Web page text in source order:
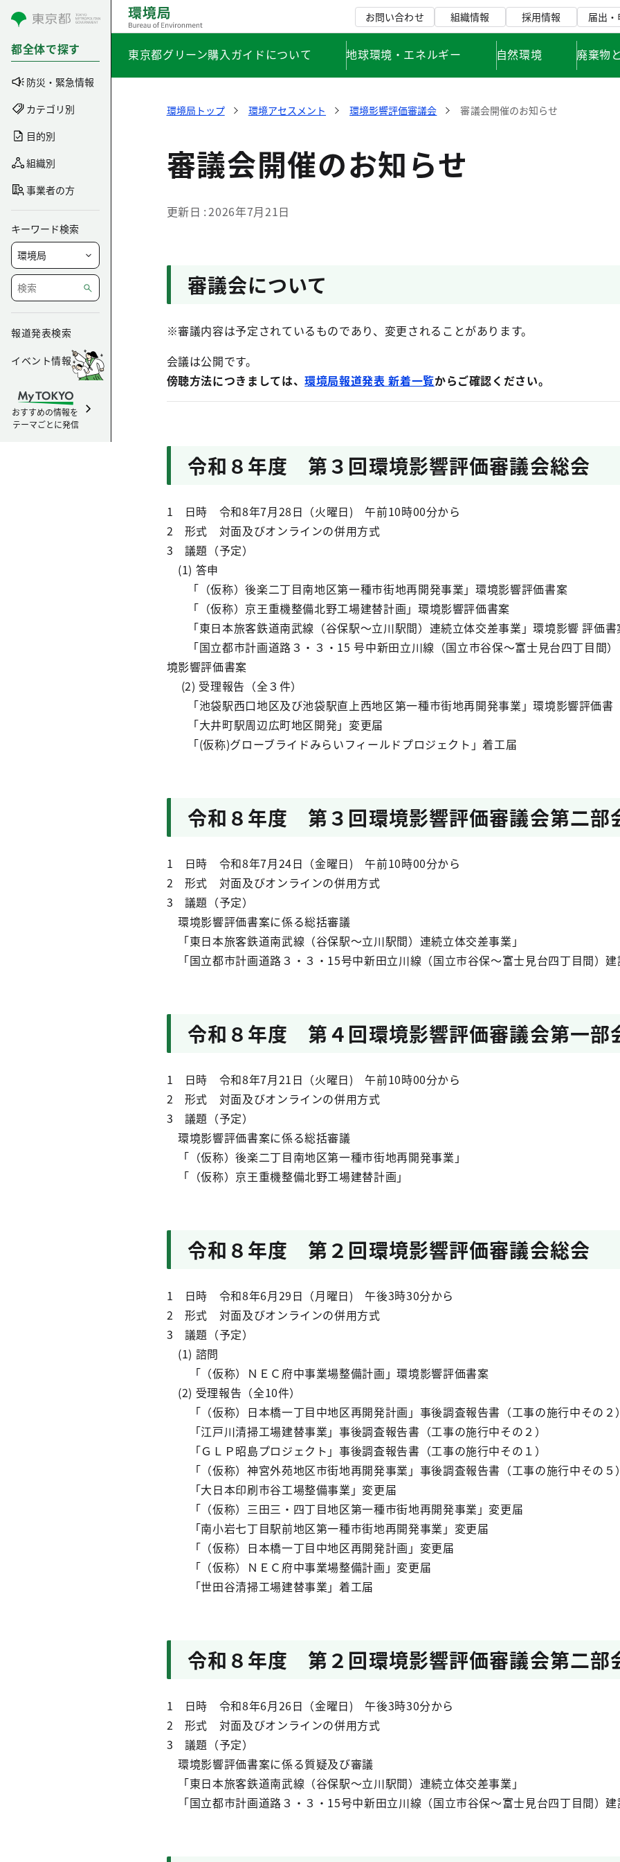
コンテンツにスキップ
都全体で探す
防災・緊急情報
カテゴリ別
目的別
組織別
事業者の方
キーワード検索
報道発表検索
イベント情報
おすすめの情報を
テーマごとに発信
お問い合わせ 組織情報 採用情報 届出
東京都グリーン購入ガイドについて 地球環境・エネルギー 自然環境 廃棄物
環境局トップ 環境アセスメント 環境影響評価審議会 審議会開催のお知らせ
審議会開催のお知らせ
更新日 2026年7月21日
審議会について
※審議内容は予定されているものであり、変更されることがあります。
会議は公開です。
傍聴方法につきましては、環境局報道発表 新着一覧からご確認ください。
令和８年度 第３回環境影響評価審議会総会
1 日時 令和8年7月28日（火曜日) 午前10時00分から
2 形式 対面及びオンラインの併用方式
3 議題（予定）
(1) 答申
「（仮称）後楽二丁目南地区第一種市街地再開発事業」環境影響評価書案
「（仮称）京王重機整備北野工場建替計画」環境影響評価書案
「東日本旅客鉄道南武線（谷保駅～立川駅間）連続立体交差事業」環境影響 評価書
「国立都市計画道路３・３・15 号中新田立川線（国立市谷保～富士見台四丁目間
境影響評価書案
(2) 受理報告（全３件）
「池袋駅西口地区及び池袋駅直上西地区第一種市街地再開発事業」環境影響評価書
「大井町駅周辺広町地区開発」変更届
「(仮称)グローブライドみらいフィールドプロジェクト」着工届
令和８年度 第３回環境影響評価審議会第二部
1 日時 令和8年7月24日（金曜日) 午前10時00分から
2 形式 対面及びオンラインの併用方式
3 議題（予定）
環境影響評価書案に係る総括審議
「東日本旅客鉄道南武線（谷保駅～立川駅間）連続立体交差事業」
「国立都市計画道路３・３・15号中新田立川線（国立市谷保～富士見台四丁目間）建
令和８年度 第４回環境影響評価審議会第一部
1 日時 令和8年7月21日（火曜日) 午前10時00分から
2 形式 対面及びオンラインの併用方式
3 議題（予定）
環境影響評価書案に係る総括審議
「（仮称）後楽二丁目南地区第一種市街地再開発事業」
「（仮称）京王重機整備北野工場建替計画」
令和８年度 第２回環境影響評価審議会総会
1 日時 令和8年6月29日（月曜日) 午後3時30分から
2 形式 対面及びオンラインの併用方式
3 議題（予定）
(1) 諮問
「（仮称）ＮＥＣ府中事業場整備計画」環境影響評価書案
(2) 受理報告（全10件）
「（仮称）日本橋一丁目中地区再開発計画」事後調査報告書（工事の施行中その２）
「江戸川清掃工場建替事業」事後調査報告書（工事の施行中その２）
「ＧＬＰ昭島プロジェクト」事後調査報告書（工事の施行中その１）
「（仮称）神宮外苑地区市街地再開発事業」事後調査報告書（工事の施行中その５）
「大日本印刷市谷工場整備事業」変更届
「（仮称）三田三・四丁目地区第一種市街地再開発事業」変更届
「南小岩七丁目駅前地区第一種市街地再開発事業」変更届
「（仮称）日本橋一丁目中地区再開発計画」変更届
「（仮称）ＮＥＣ府中事業場整備計画」変更届
「世田谷清掃工場建替事業」着工届
令和８年度 第２回環境影響評価審議会第二部
1 日時 令和8年6月26日（金曜日) 午後3時30分から
2 形式 対面及びオンラインの併用方式
3 議題（予定）
環境影響評価書案に係る質疑及び審議
「東日本旅客鉄道南武線（谷保駅～立川駅間）連続立体交差事業」
「国立都市計画道路３・３・15号中新田立川線（国立市谷保～富士見台四丁目間）建